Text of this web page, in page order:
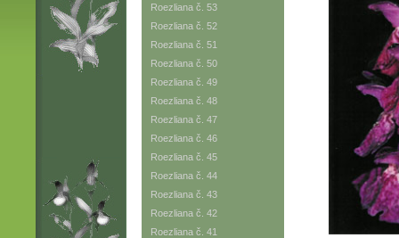
Roezliana č. 53
Roezliana č. 52
Roezliana č. 51
Roezliana č. 50
Roezliana č. 49
Roezliana č. 48
Roezliana č. 47
Roezliana č. 46
Roezliana č. 45
Roezliana č. 44
Roezliana č. 43
Roezliana č. 42
Roezliana č. 41